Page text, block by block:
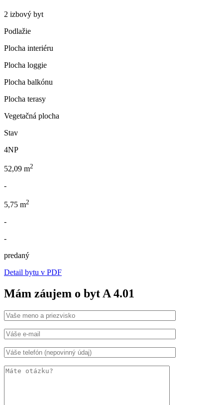
2 izbový byt
Podlažie
Plocha interiéru
Plocha loggie
Plocha balkónu
Plocha terasy
Vegetačná plocha
Stav
4NP
52,09 m2
-
5,75 m2
-
-
predaný
Detail bytu v PDF
Mám záujem o byt A 4.01